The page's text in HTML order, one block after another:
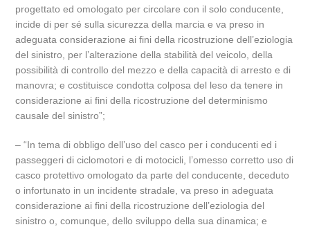
progettato ed omologato per circolare con il solo conducente,
incide di per sé sulla sicurezza della marcia e va preso in
adeguata considerazione ai fini della ricostruzione dell’eziologia
del sinistro, per l’alterazione della stabilità del veicolo, della
possibilità di controllo del mezzo e della capacità di arresto e di
manovra; e costituisce condotta colposa del leso da tenere in
considerazione ai fini della ricostruzione del determinismo
causale del sinistro”;
– “In tema di obbligo dell’uso del casco per i conducenti ed i
passeggeri di ciclomotori e di motocicli, l’omesso corretto uso di
casco protettivo omologato da parte del conducente, deceduto
o infortunato in un incidente stradale, va preso in adeguata
considerazione ai fini della ricostruzione dell’eziologia del
sinistro o, comunque, dello sviluppo della sua dinamica; e